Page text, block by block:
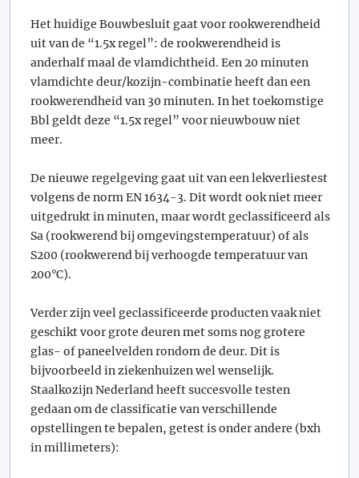
Het huidige Bouwbesluit gaat voor rookwerendheid
uit van de “1.5x regel”: de rookwerendheid is
anderhalf maal de vlamdichtheid. Een 20 minuten
vlamdichte deur/kozijn-combinatie heeft dan een
rookwerendheid van 30 minuten. In het toekomstige
Bbl geldt deze “1.5x regel” voor nieuwbouw niet
meer.
De nieuwe regelgeving gaat uit van een lekverliestest
volgens de norm EN 1634-3. Dit wordt ook niet meer
uitgedrukt in minuten, maar wordt geclassificeerd als
Sa (rookwerend bij omgevingstemperatuur) of als
S200 (rookwerend bij verhoogde temperatuur van
200°C).
Verder zijn veel geclassificeerde producten vaak niet
geschikt voor grote deuren met soms nog grotere
glas- of paneelvelden rondom de deur. Dit is
bijvoorbeeld in ziekenhuizen wel wenselijk.
Staalkozijn Nederland heeft succesvolle testen
gedaan om de classificatie van verschillende
opstellingen te bepalen, getest is onder andere (bxh
in millimeters):